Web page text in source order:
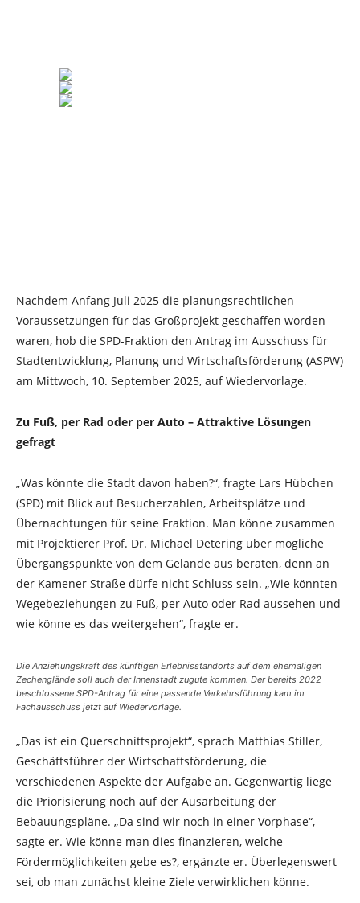
Nachdem Anfang Juli 2025 die planungsrechtlichen
Voraussetzungen für das Großprojekt geschaffen worden
waren, hob die SPD-Fraktion den Antrag im Ausschuss für
Stadtentwicklung, Planung und Wirtschaftsförderung (ASPW)
am Mittwoch, 10. September 2025, auf Wiedervorlage.
Zu Fuß, per Rad oder per Auto – Attraktive Lösungen
gefragt
„Was könnte die Stadt davon haben?“, fragte Lars Hübchen
(SPD) mit Blick auf Besucherzahlen, Arbeitsplätze und
Übernachtungen für seine Fraktion. Man könne zusammen
mit Projektierer Prof. Dr. Michael Detering über mögliche
Übergangspunkte von dem Gelände aus beraten, denn an
der Kamener Straße dürfe nicht Schluss sein. „Wie könnten
Wegebeziehungen zu Fuß, per Auto oder Rad aussehen und
wie könne es das weitergehen“, fragte er.
Die Anziehungskraft des künftigen Erlebnisstandorts auf dem ehemaligen
Zechenglände soll auch der Innenstadt zugute kommen. Der bereits 2022
beschlossene SPD-Antrag für eine passende Verkehrsführung kam im
Fachausschuss jetzt auf Wiedervorlage.
„Das ist ein Querschnittsprojekt“, sprach Matthias Stiller,
Geschäftsführer der Wirtschaftsförderung, die
verschiedenen Aspekte der Aufgabe an. Gegenwärtig liege
die Priorisierung noch auf der Ausarbeitung der
Bebauungspläne. „Da sind wir noch in einer Vorphase“,
sagte er. Wie könne man dies finanzieren, welche
Fördermöglichkeiten gebe es?, ergänzte er. Überlegenswert
sei, ob man zunächst kleine Ziele verwirklichen könne.